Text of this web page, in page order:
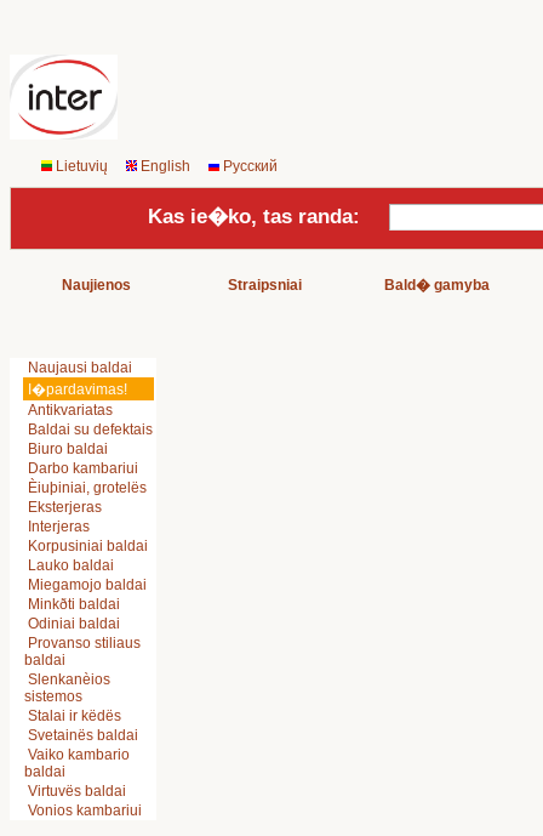
Lietuvių English Русский
Kas ie�ko, tas randa:
Naujienos Straipsniai Bald� gamyba
Naujausi baldai
I�pardavimas!
Antikvariatas
Baldai su defektais
Biuro baldai
Darbo kambariui
Èiuþiniai, grotelës
Eksterjeras
Interjeras
Korpusiniai baldai
Lauko baldai
Miegamojo baldai
Minkðti baldai
Odiniai baldai
Provanso stiliaus
baldai
Slenkanèios
sistemos
Stalai ir këdës
Svetainës baldai
Vaiko kambario
baldai
Virtuvës baldai
Vonios kambariui